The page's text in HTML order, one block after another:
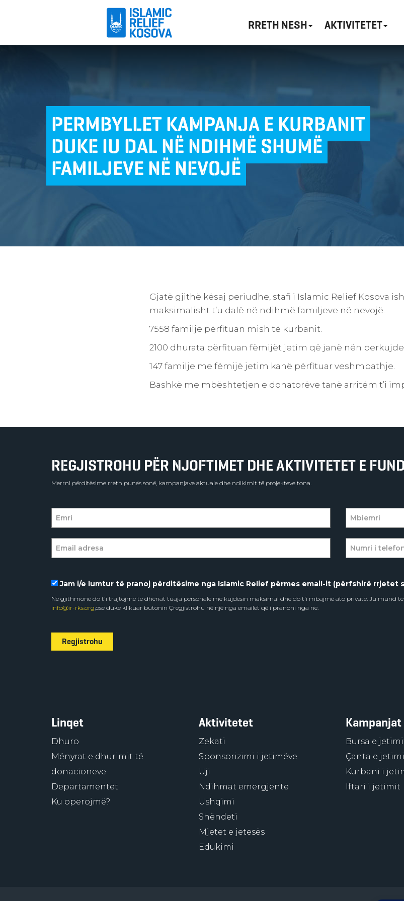
RRETH NESH AKTIVITETET
PERMBYLLET KAMPANJA E KURBANIT
DUKE IU DAL NË NDIHMË SHUMË
FAMILJEVE NË NEVOJË
Gjatë gjithë kësaj periudhe, stafi i Islamic Relief Kosova
maksimalisht t’u dalë në ndihmë familjeve në nevojë.
7558 familje përfituan mish të kurbanit.
2100 dhurata përfituan fëmijët jetim që janë nën
147 familje me fëmijë jetim kanë përfituar veshmbathje.
Bashkë me mbështetjen e donatorëve tanë arritëm t’i
REGJISTROHU PËR NJOFTIMET DHE AKTIVITETET E
Merrni përditësime rreth punës sonë, kampanjave aktuale dhe ndikimit të projekteve tona.
Jam i/e lumtur të pranoj përditësime nga Islamic Relief përmes email-it (përfshirë rrjetet
Ne gjithmonë do t'i trajtojmë të dhënat tuaja personale me kujdesin maksimal dhe do t'i mbajmë ato private. Ju mund
info@ir-rks.org,ose duke klikuar butonin Çregjistrohu në një nga emailet që i pranoni nga ne.
Regjistrohu
Linqet
Dhuro
Mënyrat e dhurimit të
donacioneve
Departamentet
Ku operojmë?
Aktivitetet
Zekati
Sponsorizimi i jetimëve
Uji
Ndihmat emergjente
Ushqimi
Shëndeti
Mjetet e jetesës
Edukimi
Kampanjat
Bursa e
Çanta e
Kurbani i
Iftari i jetimit